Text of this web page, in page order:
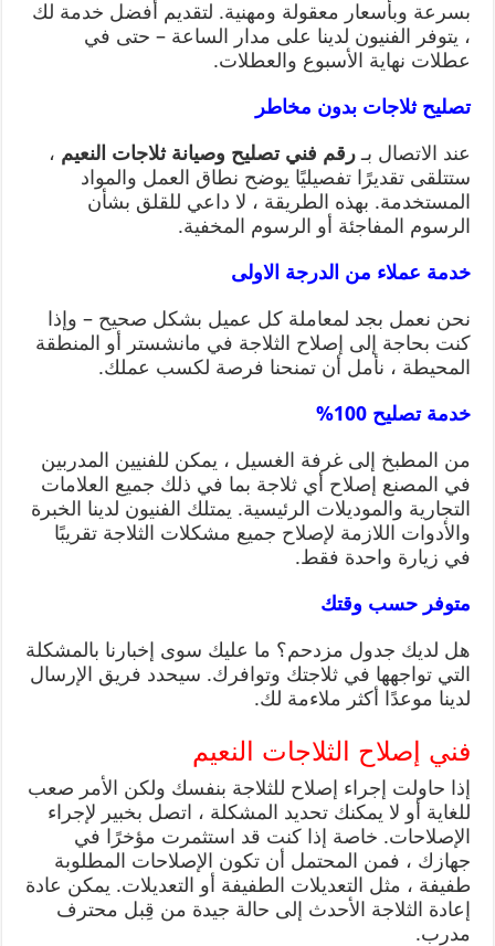
بسرعة وبأسعار معقولة ومهنية. لتقديم أفضل خدمة لك
، يتوفر الفنيون لدينا على مدار الساعة – حتى في
عطلات نهاية الأسبوع والعطلات.
تصليح ثلاجات بدون مخاطر
عند الاتصال بـ رقم فني تصليح وصيانة ثلاجات النعيم ،
ستتلقى تقديرًا تفصيليًا يوضح نطاق العمل والمواد
المستخدمة. بهذه الطريقة ، لا داعي للقلق بشأن
الرسوم المفاجئة أو الرسوم المخفية.
خدمة عملاء من الدرجة الاولى
نحن نعمل بجد لمعاملة كل عميل بشكل صحيح – وإذا
كنت بحاجة إلى إصلاح الثلاجة في مانشستر أو المنطقة
المحيطة ، نأمل أن تمنحنا فرصة لكسب عملك.
خدمة تصليح 100%
من المطبخ إلى غرفة الغسيل ، يمكن للفنيين المدربين
في المصنع إصلاح أي ثلاجة بما في ذلك جميع العلامات
التجارية والموديلات الرئيسية. يمتلك الفنيون لدينا الخبرة
والأدوات اللازمة لإصلاح جميع مشكلات الثلاجة تقريبًا
في زيارة واحدة فقط.
متوفر حسب وقتك
هل لديك جدول مزدحم؟ ما عليك سوى إخبارنا بالمشكلة
التي تواجهها في ثلاجتك وتوافرك. سيحدد فريق الإرسال
لدينا موعدًا أكثر ملاءمة لك.
فني إصلاح الثلاجات النعيم
إذا حاولت إجراء إصلاح للثلاجة بنفسك ولكن الأمر صعب
للغاية أو لا يمكنك تحديد المشكلة ، اتصل بخبير لإجراء
الإصلاحات. خاصة إذا كنت قد استثمرت مؤخرًا في
جهازك ، فمن المحتمل أن تكون الإصلاحات المطلوبة
طفيفة ، مثل التعديلات الطفيفة أو التعديلات. يمكن عادة
إعادة الثلاجة الأحدث إلى حالة جيدة من قِبل محترف
مدرب.